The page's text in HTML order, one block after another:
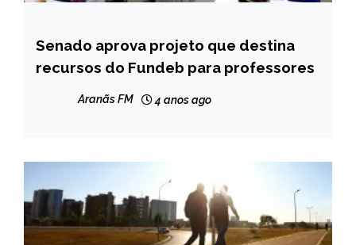
BRASIL
NOTÍCIAS
Senado aprova projeto que destina
recursos do Fundeb para professores
Aranãs FM 4 anos ago